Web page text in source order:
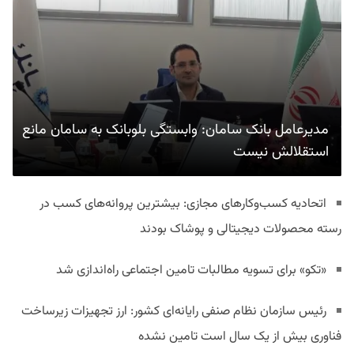
مدیرعامل بانک سامان: وابستگی بلوبانک به سامان مانع
استقلالش نیست
اتحادیه کسب‌وکارهای مجازی: بیشترین پروانه‌های کسب در
رسته محصولات دیجیتالی و پوشاک بودند
«تکو» برای تسویه مطالبات تامین اجتماعی راه‌اندازی شد
رئیس سازمان نظام صنفی رایانه‌ای کشور: ارز تجهیزات زیرساخت
فناوری بیش از یک سال است تامین نشده